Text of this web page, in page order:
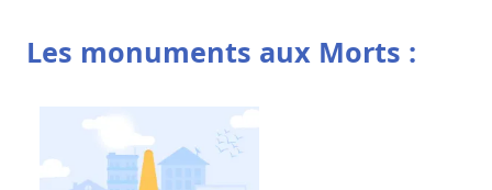
Les monuments aux Morts :